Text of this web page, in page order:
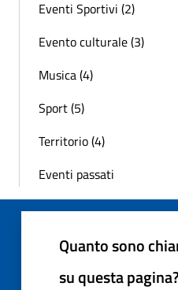
Eventi Sportivi (2)
Evento culturale (3)
Musica (4)
Sport (5)
Territorio (4)
Eventi passati
Quanto sono
su questa